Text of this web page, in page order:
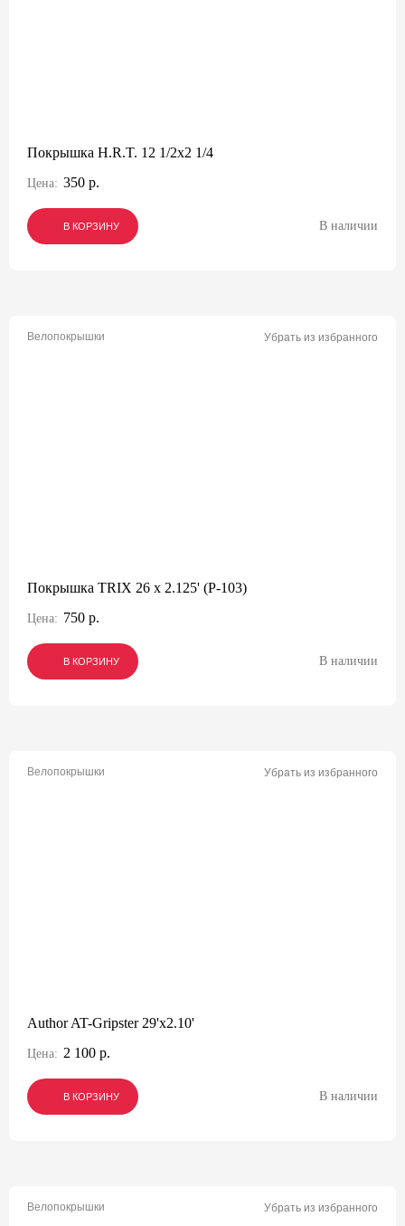
Покрышка H.R.T. 12 1/2x2 1/4
Цена: 350 р.
В КОРЗИНУ
В КОРЗИНУ
В КОРЗИНУ В наличии
Велопокрышки Убрать из избранного
Покрышка TRIX 26 x 2.125' (P-103)
Цена: 750 р.
В КОРЗИНУ
В КОРЗИНУ
В КОРЗИНУ В наличии
Велопокрышки Убрать из избранного
Author AT-Gripster 29'x2.10'
Цена: 2 100 р.
В КОРЗИНУ
В КОРЗИНУ
В КОРЗИНУ В наличии
Велопокрышки Убрать из избранного